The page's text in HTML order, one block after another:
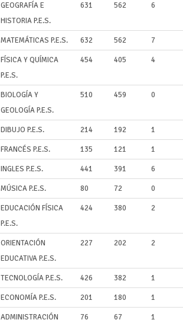
GEOGRAFÍA E
HISTORIA P.E.S.
631 562 6
MATEMÁTICAS P.E.S. 632 562 7
FÍSICA Y QUÍMICA
P.E.S.
454 405 4
BIOLOGÍA Y
GEOLOGÍA P.E.S.
510 459 0
DIBUJO P.E.S. 214 192 1
FRANCÉS P.E.S. 135 121 1
INGLES P.E.S. 441 391 6
MÚSICA P.E.S. 80 72 0
EDUCACIÓN FÍSICA
P.E.S.
424 380 2
ORIENTACIÓN
EDUCATIVA P.E.S.
227 202 2
TECNOLOGÍA P.E.S. 426 382 1
ECONOMÍA P.E.S. 201 180 1
ADMINISTRACIÓN
76 67 1